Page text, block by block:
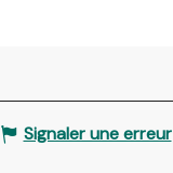
Signaler une erreur